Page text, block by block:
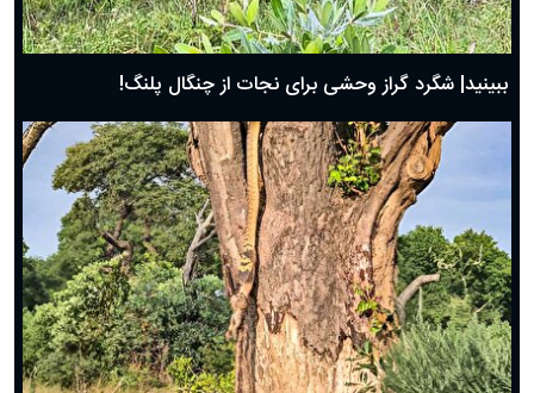
ببینید| شگرد گراز وحشی برای نجات از چنگال پلنگ!